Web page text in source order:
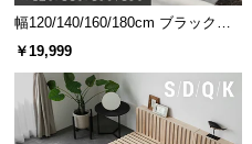
幅120/140/160/180cm ブラックフ
レーム ダイニング 大理石調 4人掛
￥19,999